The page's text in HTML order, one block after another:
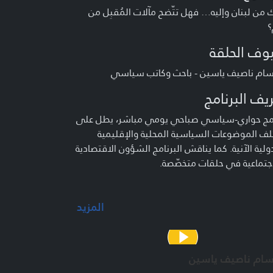
من لبنان وإليه… فهل تتّضح مآلات المُقبِل من
الحلقة
ناصيف ياسين - باحث وكاتب سياسي
البرنامج
حواري-سياسي صباحي يومي مباشر، يطل على
الموضوعات السياسية المحلية والإقليمية
الآنية. كما يناقش البرنامج الشؤون الاقتصادية
في حلقات متخصّصة.
دياب - أحمد ياسين
العمل :
المزيد
ناصيف ياسين